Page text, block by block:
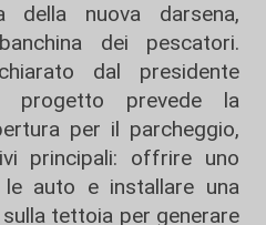
della nuova darsena,
dei pescatori.
dal presidente
progetto prevede la
per il parcheggio,
principali: offrire uno
auto e installare una
tettoia per generare